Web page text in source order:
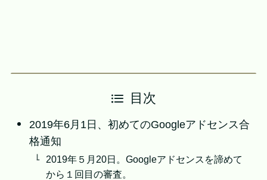
目次
2019年6月1日、初めてのGoogleアドセンス合
格通知
2019年５月20日。Googleアドセンスを諦めて
から１回目の審査。